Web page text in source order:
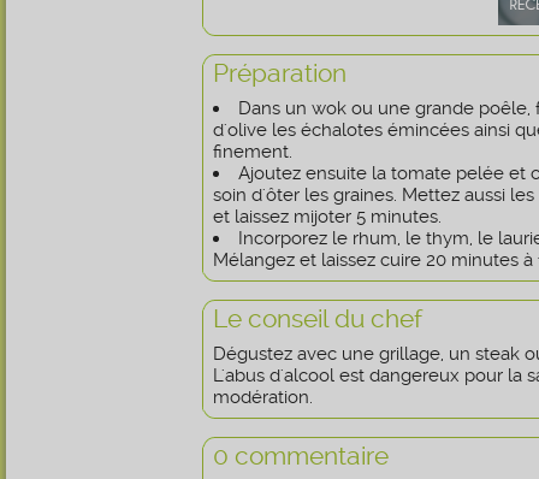
Préparation
Dans un wok ou une grande
d'olive les échalotes émincées ainsi
finement.
Ajoutez ensuite la tomate pelée et
soin d'ôter les graines. Mettez aussi
et laissez mijoter 5 minutes.
Incorporez le rhum, le thym, le
Mélangez et laissez cuire 20 minutes
Le conseil du chef
Dégustez avec une grillage, un steak
L'abus d'alcool est dangereux pour la
modération.
0 commentaire